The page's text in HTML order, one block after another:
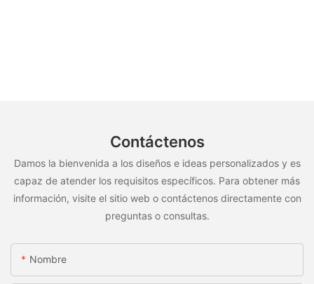
Contáctenos
Damos la bienvenida a los diseños e ideas personalizados y es
capaz de atender los requisitos específicos. Para obtener más
información, visite el sitio web o contáctenos directamente con
preguntas o consultas.
Nombre